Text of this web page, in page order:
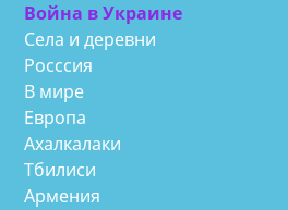
Война в Украине
Села и деревни
Росссия
В мире
Европа
Ахалкалаки
Тбилиси
Армения